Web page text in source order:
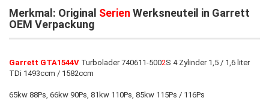
Merkmal: Original Serien Werksneuteil in Garrett
OEM Verpackung
Garrett GTA1544V Turbolader 740611-5002S 4 Zylinder 1,5 / 1,6 liter
TDi 1493ccm / 1582ccm
65kw 88Ps, 66kw 90Ps, 81kw 110Ps, 85kw 115Ps / 116Ps